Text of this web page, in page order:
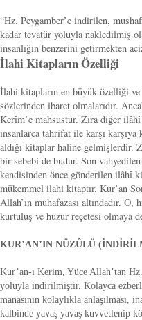
“Hz. Peygamber’e indirilen,
kadar tevatür yoluyla nakledilmiş
insanlığın benzerini getirmekten
İlahi Kitapların Özelliği
İlahi kitapların en büyük özelliği ve
sözlerinden ibaret olmalarıdır.
Kerîm’e mahsustur. Zira diğer
insanlarca tahrifat ile karşı karşıya
aldığı kitaplar haline gelmişlerdir.
bir sebebi de budur. Son
kendisinden önce gönderilen ilâhî
mükemmel ilahi kitaptır. Kur’an
Allah’ın muhafazası altındadır. O,
kurtuluş ve huzur reçetesi olmaya
KUR’AN’IN NÜZÛLÜ
Kur’an-ı Kerim, Yüce Allah’tan
yoluyla indirilmiştir. Kolayca
manasının kolaylıkla
kalbinde yavaş yavaş kuvvetlenip